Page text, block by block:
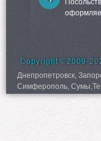
Copyright ©2009-
Днепропетровск,
Симферополь,